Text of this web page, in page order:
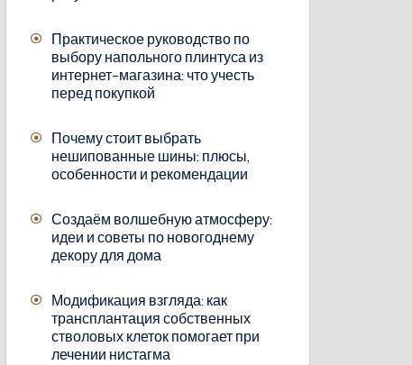
Практическое руководство по
выбору напольного плинтуса из
интернет-магазина: что учесть
перед покупкой
Почему стоит выбрать
нешипованные шины: плюсы,
особенности и рекомендации
Создаём волшебную атмосферу:
идеи и советы по новогоднему
декору для дома
Модификация взгляда: как
трансплантация собственных
стволовых клеток помогает при
лечении нистагма